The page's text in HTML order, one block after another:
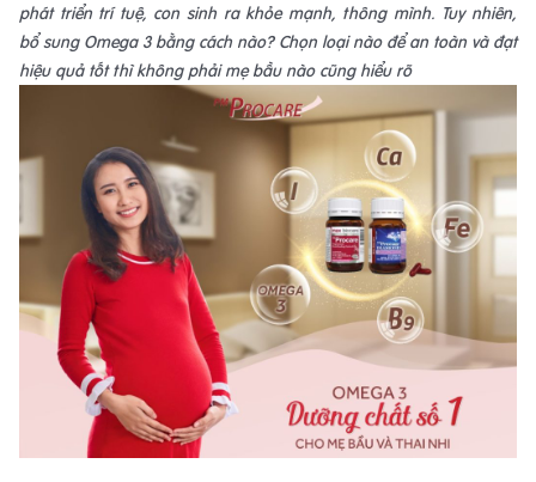
phát triển trí tuệ, con sinh ra khỏe mạnh, thông mình. Tuy nhiên,
bổ sung Omega 3 bằng cách nào? Chọn loại nào để an toàn và đạt
hiệu quả tốt thì không phải mẹ bầu nào cũng hiểu rõ